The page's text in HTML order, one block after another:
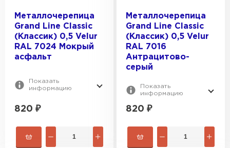
Металлочерепица
Grand Line Classic
(Классик) 0,5 Velur
RAL 7024 Мокрый
асфальт
Показать
информацию
820 ₽
Металлочерепица
Grand Line Classic
(Классик) 0,5 Velur
RAL 7016
Антрацитово-
серый
Показать
информацию
820 ₽
Штакетник